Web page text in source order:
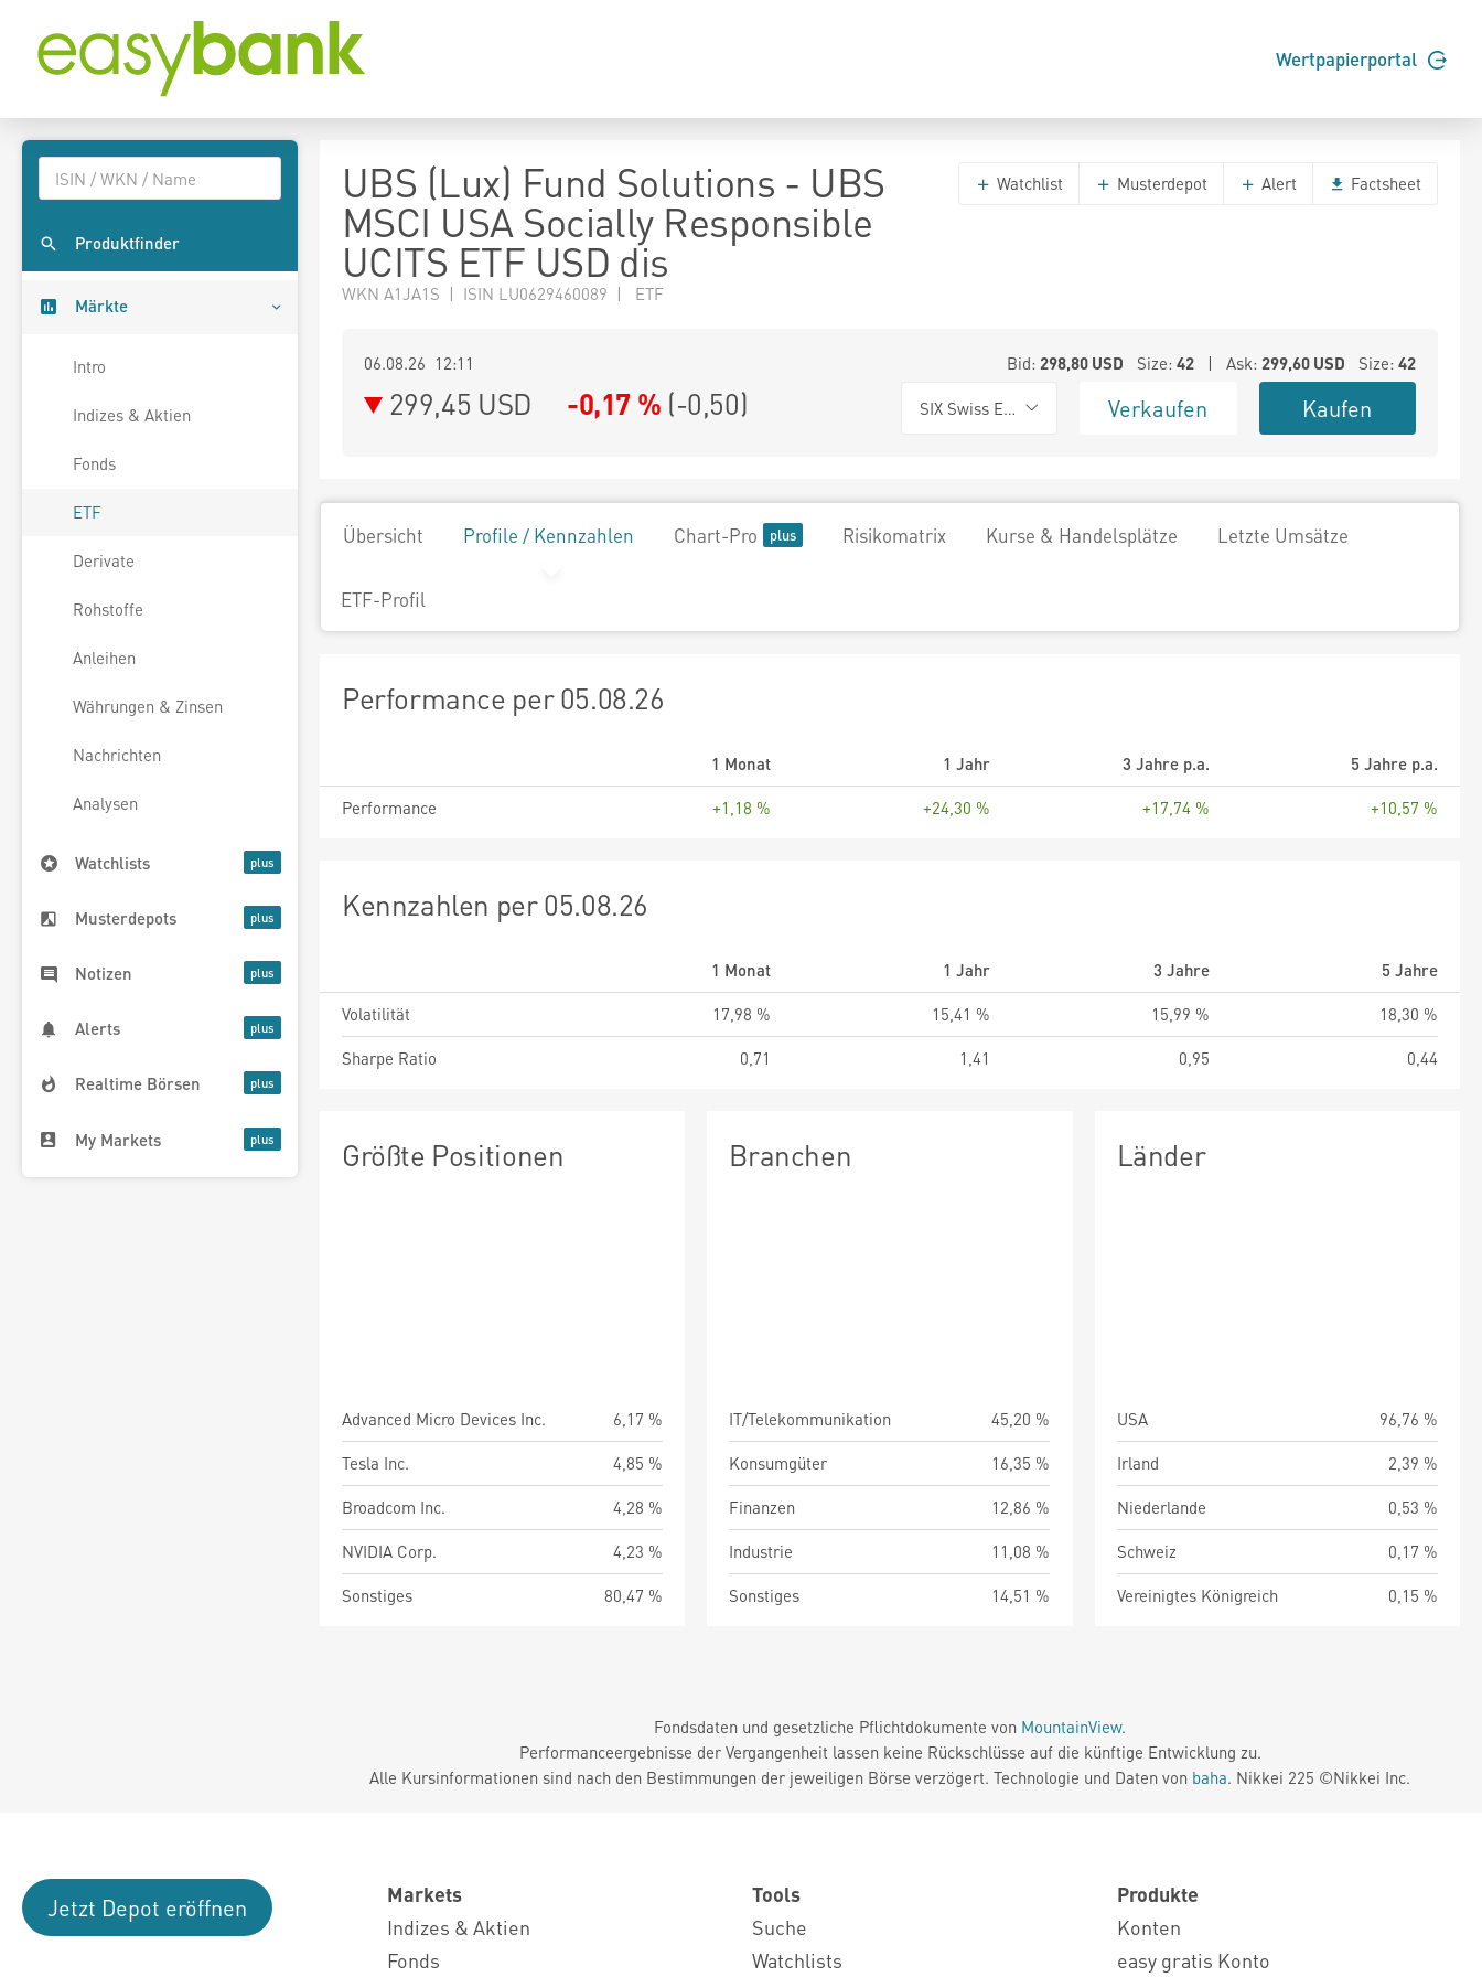
Wertpapierportal
Produktfinder
Märkte
Intro
Indizes & Aktien
Fonds
ETF
Derivate
Rohstoffe
Anleihen
Währungen & Zinsen
Nachrichten
Analysen
Watchlists
Musterdepots
Notizen
Alerts
Realtime Börsen
My Markets
UBS (Lux) Fund Solutions - UBS
MSCI USA Socially Responsible
UCITS ETF USD dis
WKN A1JA1S | ISIN LU0629460089 | ETF
Watchlist Musterdepot Alert Factsheet
06.08.26 12:11 Bid: 298,80USD Size: 42| Ask: 299,60USD Size: 42
299,45 USD -0,17 % (-0,50) SIX Swiss Exchange Verkaufen Kaufen
Übersicht Profile / Kennzahlen Chart-Pro Risikomatrix Kurse & Handelsplätze Letzte Umsätze
ETF-Profil
Performance per 05.08.26
1 Monat 1 Jahr 3 Jahre p.a.
5 Jahre p.a.
Performance
+1,18 % +24,30 % +17,74 % +10,57 %
Kennzahlen per 05.08.26
1 Monat 1 Jahr 3 Jahre
5 Jahre
Volatilität
17,98 % 15,41 % 15,99 %
18,30 %
Sharpe Ratio
0,71 1,41 0,95 0,44
Größte Positionen
Advanced Micro Devices Inc.
6,17 %
Tesla Inc.
4,85 %
Broadcom Inc.
4,28 %
NVIDIA Corp.
4,23 %
Sonstiges
80,47 %
Branchen
IT/Telekommunikation
45,20 %
Konsumgüter
16,35 %
Finanzen
12,86 %
Industrie
11,08 %
Sonstiges
14,51 %
Länder
USA
96,76 %
Irland
2,39 %
Niederlande
0,53 %
Schweiz
0,17 %
Vereinigtes Königreich
0,15 %
Fondsdaten und gesetzliche Pflichtdokumente von MountainView.
Performanceergebnisse der Vergangenheit lassen keine Rückschlüsse auf die künftige Entwicklung zu.
Alle Kursinformationen sind nach den Bestimmungen der jeweiligen Börse verzögert. Technologie und Daten von baha. Nikkei 225 ©Nikkei Inc.
Jetzt Depot eröffnen
Markets
Indizes & Aktien
Fonds
Tools
Suche
Watchlists
Produkte
Konten
easy gratis Konto